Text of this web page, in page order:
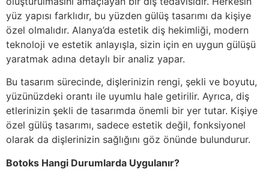
yüz yapısı farklıdır, bu yüzden gülüş tasarımı da kişiye
özel olmalıdır. Alanya’da estetik diş hekimliği, modern
teknoloji ve estetik anlayışla, sizin için en uygun gülüşü
yaratmak adına detaylı bir analiz yapar.
Bu tasarım sürecinde, dişlerinizin rengi, şekli ve boyutu,
yüzünüzdeki orantı ile uyumlu hale getirilir. Ayrıca, diş
etlerinizin şekli de tasarımda önemli bir yer tutar. Kişiye
özel gülüş tasarımı, sadece estetik değil, fonksiyonel
olarak da dişlerinizin sağlığını göz önünde bulundurur.
Botoks Hangi Durumlarda Uygulanır?